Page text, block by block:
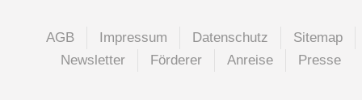
AGB Impressum Datenschutz
Sitemap
Newsletter
Förderer Anreise Presse